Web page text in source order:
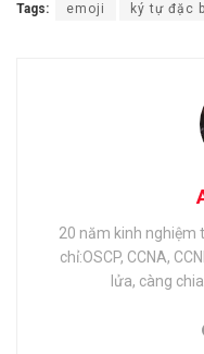
Tags: emoji ký tự đặc
20 năm kinh nghiệm
chỉ:OSCP, CCNA,
lửa, càng